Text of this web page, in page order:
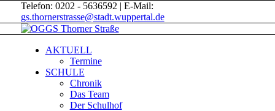
Telefon: 0202 - 5636592 | E-Mail:
gs.thornerstrasse@stadt.wuppertal.de
AKTUELL
Termine
SCHULE
Chronik
Das Team
Der Schulhof